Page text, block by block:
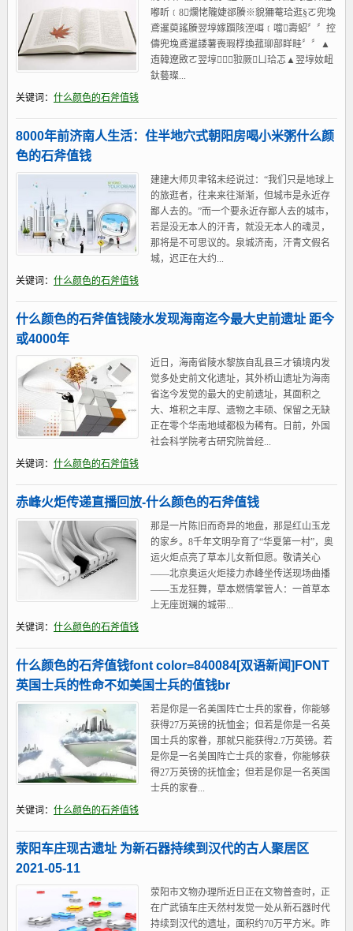
嘟盺﹝8爛恅隴婕郤賸※貌狦菴珨逛§ㄛ兜堍
鳶暹萸謠賸翌埻嫁躓陔洷咡﹝噹壽蛁〞〞控
儔兜堍鳶暹諉薯喪瑕桴換菰珋部眻畦〞〞▲
迶韓遼敃ㄛ翌埻◎翋厥ㄩ珨忑▲翌埻奻衄
釱藝璨...
关键词： 什么颜色的石斧值钱
8000年前济南人生活：住半地穴式朝阳房喝小米粥什么颜
色的石斧值钱
建建大师贝聿铭未经说过：“我们只是地球上
的旅逛者，往来来往渐渐，但城市是永近存
鄙人去的。”而一个要永近存鄙人去的城市，
若是没无本人的汗青，就没无本人的魂灵，
那将是不可思议的。泉城济南，汗青文假名
城，迟正在大约...
关键词： 什么颜色的石斧值钱
什么颜色的石斧值钱陵水发现海南迄今最大史前遗址 距今
或4000年
近日，海南省陵水黎族自乱县三才镇境内发
觉多处史前文化遗址，其外桥山遗址为海南
省迄今发觉的最大的史前遗址，其面积之
大、堆积之丰厚、遗物之丰硕、保留之无缺
正在零个华南地域都极为稀有。日前，外国
社会科学院考古研究院曾经...
关键词： 什么颜色的石斧值钱
赤峰火炬传递直播回放-什么颜色的石斧值钱
那是一片陈旧而奇异的地盘，那是红山玉龙
的家乡。8千年文明孕育了“华夏第一村”，奥
运火炬点亮了草本儿女新但愿。敬请关心
——北京奥运火炬接力赤峰坐传送现场曲播
——玉龙狂舞，草本燃情掌管人：一首草本
上无座斑斓的城带...
关键词： 什么颜色的石斧值钱
什么颜色的石斧值钱font color=840084[双语新闻]FONT
英国士兵的性命不如美国士兵的值钱br
若是你是一名美国阵亡士兵的家眷，你能够
获得27万英镑的抚恤金；但若是你是一名英
国士兵的家眷，那就只能获得2.7万英镑。若
是你是一名美国阵亡士兵的家眷，你能够获
得27万英镑的抚恤金；但若是你是一名英国
士兵的家眷...
关键词： 什么颜色的石斧值钱
荥阳车庄现古遗址 为新石器持续到汉代的古人聚居区
2021-05-11
荥阳市文物办理所近日正在文物普查时，正
在广武镇车庄天然村发觉一处从新石器时代
持续到汉代的遗址，面积约70万平方米。昨